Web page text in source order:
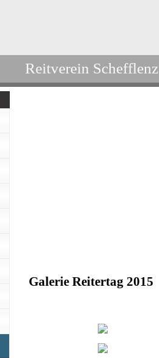
Reitverein Schefflenz
Galerie Reitertag 2015